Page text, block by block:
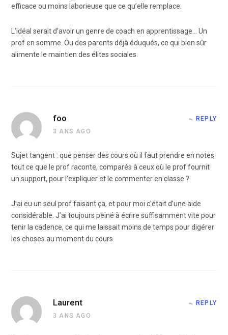
efficace ou moins laborieuse que ce qu’elle remplace.
L’idéal serait d’avoir un genre de coach en apprentissage… Un
prof en somme. Ou des parents déjà éduqués, ce qui bien sûr
alimente le maintien des élites sociales.
foo
3 ANS AGO
REPLY
Sujet tangent : que penser des cours où il faut prendre en notes
tout ce que le prof raconte, comparés à ceux où le prof fournit
un support, pour l’expliquer et le commenter en classe ?
J’ai eu un seul prof faisant ça, et pour moi c’était d’une aide
considérable. J’ai toujours peiné à écrire suffisamment vite pour
tenir la cadence, ce qui me laissait moins de temps pour digérer
les choses au moment du cours.
Laurent
3 ANS AGO
REPLY